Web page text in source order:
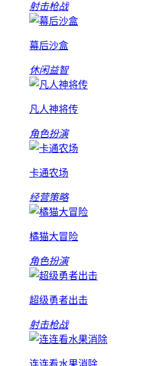
射击枪战
幕后沙盒
休闲益智
凡人神将传
角色扮演
卡通农场
经营策略
橘猫大冒险
角色扮演
超级勇者出击
射击枪战
连连看水果消除